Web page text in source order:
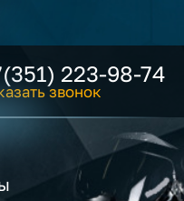
223-98-74
звонок